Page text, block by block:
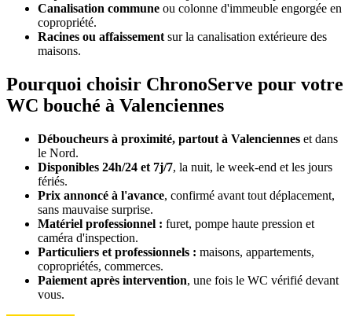
Canalisation commune ou colonne d'immeuble engorgée en
copropriété.
Racines ou affaissement sur la canalisation extérieure des
maisons.
Pourquoi choisir ChronoServe pour votre
WC bouché à Valenciennes
Déboucheurs à proximité, partout à Valenciennes et dans
le Nord.
Disponibles 24h/24 et 7j/7, la nuit, le week-end et les jours
fériés.
Prix annoncé à l'avance, confirmé avant tout déplacement,
sans mauvaise surprise.
Matériel professionnel : furet, pompe haute pression et
caméra d'inspection.
Particuliers et professionnels : maisons, appartements,
copropriétés, commerces.
Paiement après intervention, une fois le WC vérifié devant
vous.